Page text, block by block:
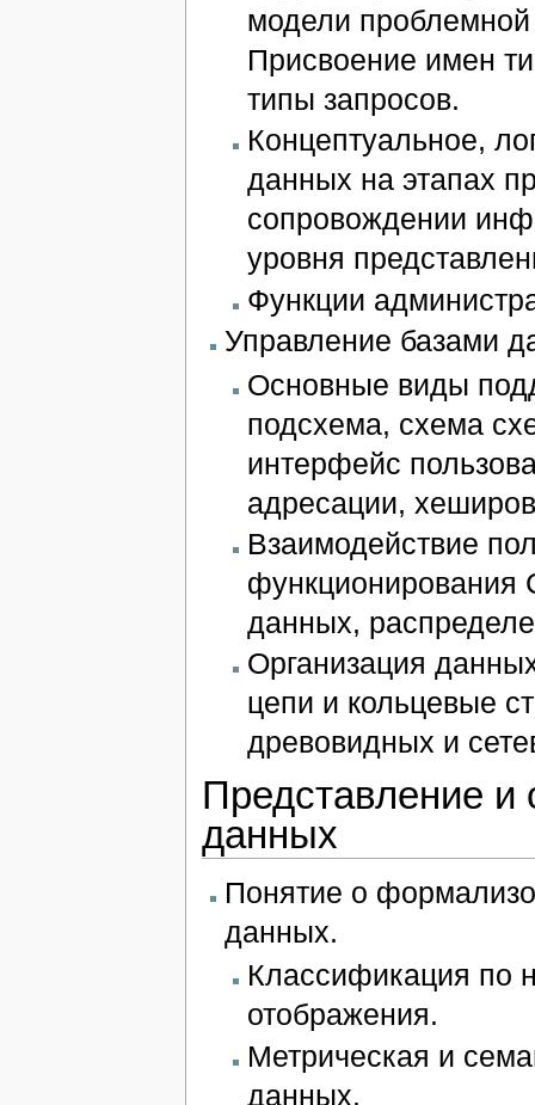
модели проблемной
Присвоение имен
типы запросов.
Концептуальное,
данных на этапах
сопровождении
уровня
Функции
Управление базами
Основные виды
подсхема, схема
интерфейс
адресации,
Взаимодействие
функционирования
данных,
Организация
цепи и кольцевые
древовидных и
Представление и
данных
Понятие о
данных.
Классификация по
отображения.
Метрическая и
данных.